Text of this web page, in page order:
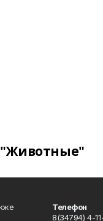
"Животные"
Телефон
8(34794) 4-